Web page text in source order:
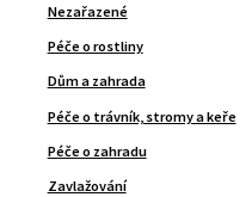
Nezařazené
Péče o rostliny
Dům a zahrada
Péče o trávník, stromy a keře
Péče o zahradu
Zavlažování